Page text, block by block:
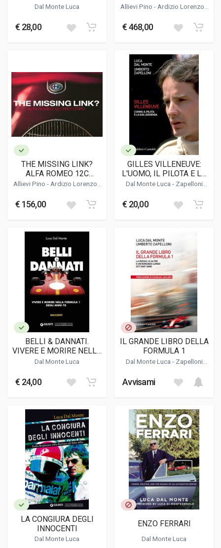
DEL NOVECENTO (NUOVA
Dal Monte Luca
€ 28,00
PROTOTIPO - DELUXE
Allievi Pino - Ardizio Lorenzo
€ 468,00
THE MISSING LINK?
ALFA ROMEO 12C
PROTOTIPO - STANDARD
Allievi Pino -Ardizio Lorenzo-
€ 156,00
GILLES VILLENEUVE:
L'UOMO, IL PILOTA E LA
SUA LEGGENDA
Dal Monte Luca - Zapelloni
€ 20,00
BELLI & DANNATI.
VIVERE E MORIRE NELLA
FORMULA DEGLI ANNI
Dal Monte Luca
€ 24,00
IL GRANDE LIBRO DELLA
FORMULA 1
Dal Monte Luca - Zapelloni
Avvisami
LA CONGIURA DEGLI
INNOCENTI
Dal Monte Luca
ENZO FERRARI
Dal Monte Luca